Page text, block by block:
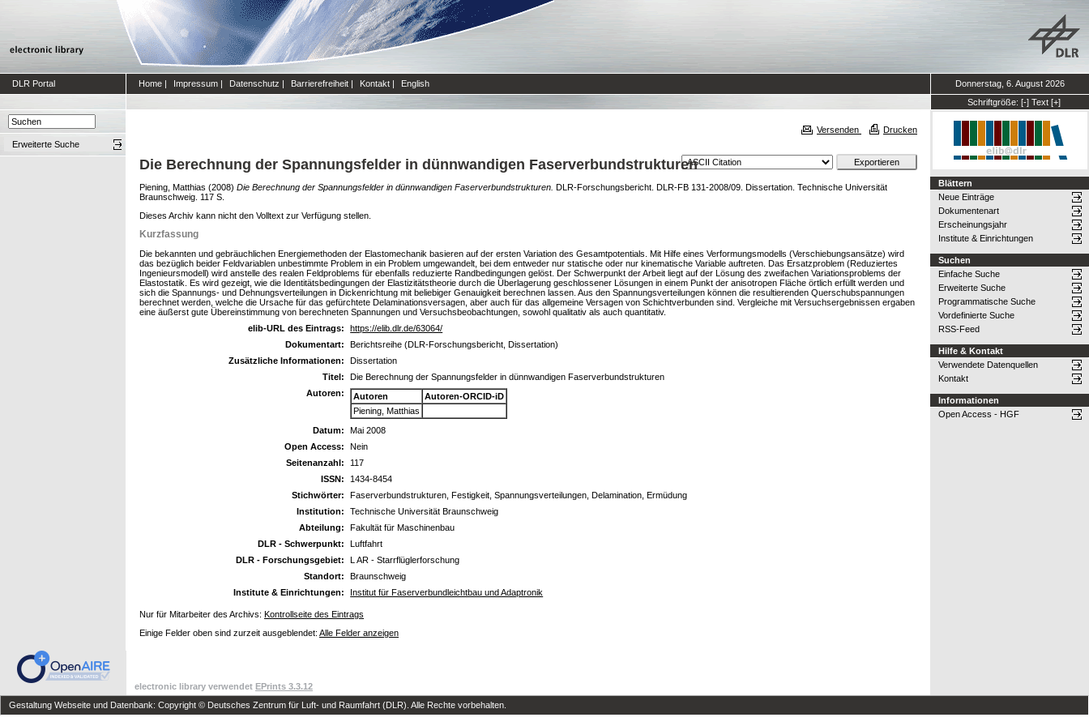
DLR Portal Home | Impressum | Datenschutz | Barrierefreiheit | Kontakt | English
Donnerstag, 6. August 2026
Schriftgröße: [-] Text [+]
Erweiterte Suche
Versenden Drucken
Die Berechnung der Spannungsfelder in dünnwandigen Faserverbundstrukturen
Piening, Matthias (2008) Die Berechnung der Spannungsfelder in dünnwandigen Faserverbundstrukturen. DLR-Forschungsbericht. DLR-FB 131-2008/09. Dissertation. Technische Universität
Braunschweig. 117 S.
Dieses Archiv kann nicht den Volltext zur Verfügung stellen.
Kurzfassung
Die bekannten und gebräuchlichen Energiemethoden der Elastomechanik basieren auf der ersten Variation des Gesamtpotentials. Mit Hilfe eines Verformungsmodells (Verschiebungsansätze) wird
das bezüglich beider Feldvariablen unbestimmte Problem in ein Problem umgewandelt, bei dem entweder nur statische oder nur kinematische Variable auftreten. Das Ersatzproblem (Reduziertes
Ingenieursmodell) wird anstelle des realen Feldproblems für ebenfalls reduzierte Randbedingungen gelöst. Der Schwerpunkt der Arbeit liegt auf der Lösung des zweifachen Variationsproblems der
Elastostatik. Es wird gezeigt, wie die Identitätsbedingungen der Elastizitätstheorie durch die Überlagerung geschlossener Lösungen in einem Punkt der anisotropen Fläche örtlich erfüllt werden und
sich die Spannungs- und Dehnungsverteilungen in Dickenrichtung mit beliebiger Genauigkeit berechnen lassen. Aus den Spannungsverteilungen können die resultierenden Querschubspannungen
berechnet werden, welche die Ursache für das gefürchtete Delaminationsversagen, aber auch für das allgemeine Versagen von Schichtverbunden sind. Vergleiche mit Versuchsergebnissen ergaben
eine äußerst gute Übereinstimmung von berechneten Spannungen und Versuchsbeobachtungen, sowohl qualitativ als auch quantitativ.
elib-URL des Eintrags:
https://elib.dlr.de/63064/
Dokumentart:
Berichtsreihe (DLR-Forschungsbericht, Dissertation)
Zusätzliche Informationen:
Dissertation
Titel:
Die Berechnung der Spannungsfelder in dünnwandigen Faserverbundstrukturen
Autoren:
Autoren
Autoren-ORCID-iD
Piening, Matthias
Datum:
Mai 2008
Open Access:
Nein
Seitenanzahl:
117
ISSN:
1434-8454
Stichwörter:
Faserverbundstrukturen, Festigkeit, Spannungsverteilungen, Delamination, Ermüdung
Institution:
Technische Universität Braunschweig
Abteilung:
Fakultät für Maschinenbau
DLR - Schwerpunkt:
Luftfahrt
DLR - Forschungsgebiet:
L AR - Starrflüglerforschung
Standort:
Braunschweig
Institute & Einrichtungen:
Institut für Faserverbundleichtbau und Adaptronik
Nur für Mitarbeiter des Archivs: Kontrollseite des Eintrags
Einige Felder oben sind zurzeit ausgeblendet: Alle Felder anzeigen
Blättern
Neue Einträge
Dokumentenart
Erscheinungsjahr
Institute & Einrichtungen
Suchen
Einfache Suche
Erweiterte Suche
Programmatische Suche
Vordefinierte Suche
RSS-Feed
Hilfe & Kontakt
Verwendete Datenquellen
Kontakt
Informationen
Open Access - HGF
electronic library verwendet EPrints 3.3.12
Gestaltung Webseite und Datenbank: Copyright © Deutsches Zentrum für Luft- und Raumfahrt (DLR). Alle Rechte vorbehalten.